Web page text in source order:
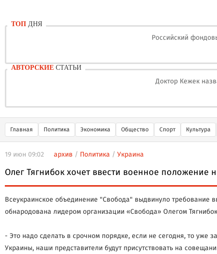
ТОП ДНЯ
Российский
АВТОРСКИЕ СТАТЬИ
Доктор Кежек
Главная Политика Экономика Общество Спорт Культура
19 июн 09:02 архив / Политика / Украина
Олег Тягнибок хочет ввести военное положение
Всеукраинское объединение "Свобода" выдвинуло требование
обнародована лидером организации «Свобода» Олегом
- Это надо сделать в срочном порядке, если не сегодня, то уже
Украины, наши представители будут присутствовать на